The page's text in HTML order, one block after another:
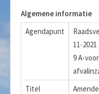
Algemene informatie
Agendapunt
11-2021
9 A-
Titel